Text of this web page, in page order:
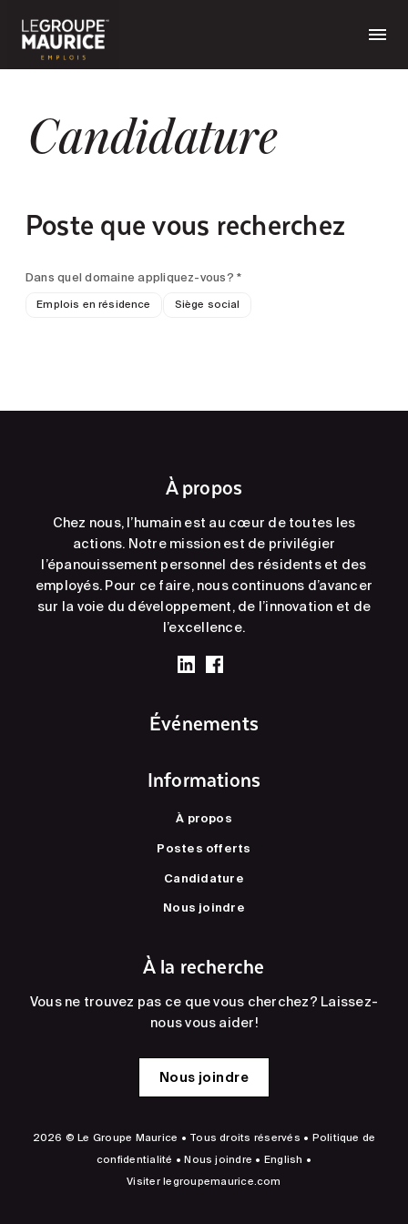
Candidature
Poste que vous recherchez
Dans quel domaine appliquez-vous? *
Emplois en résidence Siège social
À propos
Chez nous, l’humain est au cœur de toutes les
actions. Notre mission est de privilégier
l’épanouissement personnel des résidents et des
employés. Pour ce faire, nous continuons d’avancer
sur la voie du développement, de l’innovation et de
l’excellence.
Événements
Informations
À propos
Postes offerts
Candidature
Nous joindre
À la recherche
Vous ne trouvez pas ce que vous cherchez? Laissez-
nous vous aider!
Nous joindre
2026 © Le Groupe Maurice • Tous droits réservés • Politique de
confidentialité •Nous joindre • English •
Visiterlegroupemaurice.com